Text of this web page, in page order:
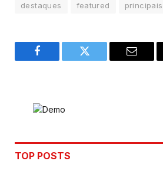
destaques featured principais
Facebook Twitter Email
TOP POSTS